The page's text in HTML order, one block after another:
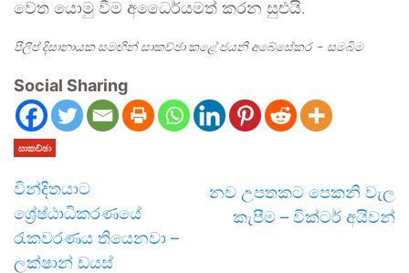
වෙත යොමු වීම අධෛර්යමත් කරන සුළුයි.
පිලිප් දිසානායක සමඟින් සාකච්ඡා කළේ ජයනි අබේසේකර – සමබිම
Social Sharing
සාකච්ඡා
වින්දිතයාට
ශ්‍රේෂ්ඨාධිකරණයේ
රැකවරණය තියෙනවා –
ලක්ෂාන් ඩයස්
නව උපතකට පෙකනි වැල
කැපීම – වික්ටර් අයිවන්